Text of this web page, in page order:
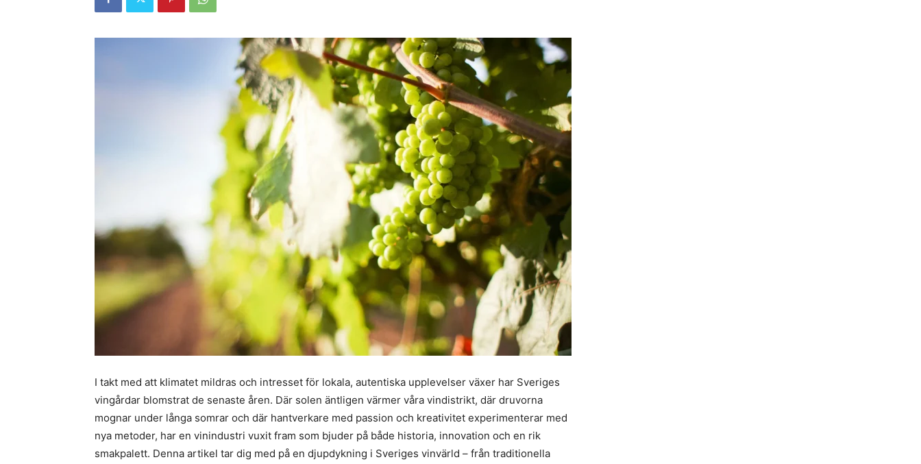
I takt med att klimatet mildras och intresset för lokala, autentiska upplevelser växer har Sveriges
vingårdar blomstrat de senaste åren. Där solen äntligen värmer våra vindistrikt, där druvorna
mognar under långa somrar och där hantverkare med passion och kreativitet experimenterar med
nya metoder, har en vinindustri vuxit fram som bjuder på både historia, innovation och en rik
smakpalett. Denna artikel tar dig med på en djupdykning i Sveriges vinvärld – från traditionella